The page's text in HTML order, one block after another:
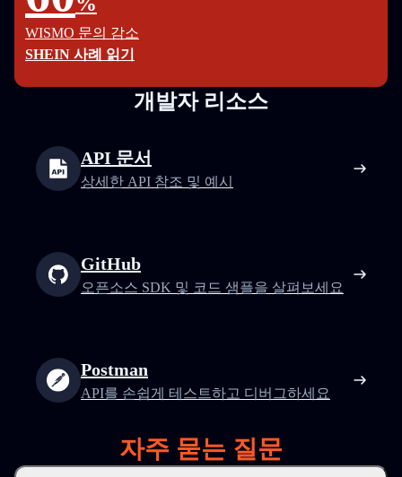
WISMO 문의 감소
SHEIN 사례 읽기
개발자 리소스
API 문서
상세한 API 참조 및 예시
GitHub
오픈소스 SDK 및 코드 샘플을 살펴보세요
Postman
API를 손쉽게 테스트하고 디버그하세요
자주 묻는 질문